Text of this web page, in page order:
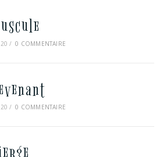
/ 0 COMMENTAIRE
/ 0 COMMENTAIRE